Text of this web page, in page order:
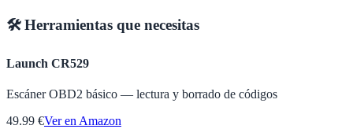
🛠️ Herramientas que necesitas
Launch CR529
Escáner OBD2 básico — lectura y borrado de códigos
49.99 €Ver en Amazon